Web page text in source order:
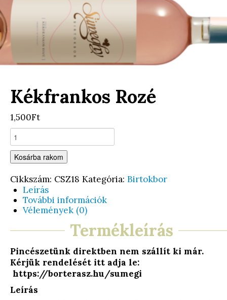
Kékfrankos Rozé
1,500Ft
Kosárba rakom
Cikkszám: CSZ18 Kategória: Birtokbor
Leírás
További információk
Vélemények (0)
Termékleírás
Pincészetünk direktben nem szállít ki már.
Kérjük rendelését itt adja le:
https://borterasz.hu/sumegi
Leírás